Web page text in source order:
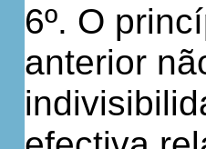
6º. O
anterior